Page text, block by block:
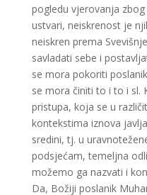
pogledu vjerovanja
ustvari, neiskrenost je
neiskren prema
savladati sebe i
se mora pokoriti
se mora činiti to i to i sl.
pristupa, koja se u
kontekstima iznova
sredini, tj. u
podsjećam, temeljna
možemo ga nazvati i
Da, Božiji poslanik